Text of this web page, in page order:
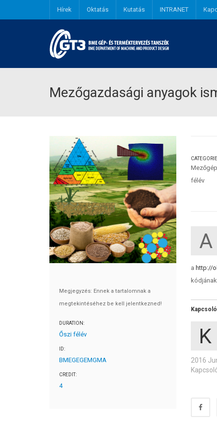
Hírek Oktatás Kutatás INTRANET
Mezőgazdasági anyagok
Megjegyzés: Ennek a tartalomnak a
megtekintéséhez be kell jelentkezned!
DURATION:
Őszi félév
ID:
BMEGEGEMGMA
CREDIT:
4
félév
A
a http://
K
2016